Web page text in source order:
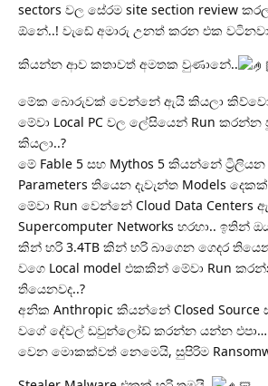
sectors වල සේරම site section review
ඕනේ..! වැඩේ අමාරු උනත් කරන එක
කියන්න ආව කතාවත් අමතක වුණානේ..
මේක බොරුවක් වෙන්නේ ඇයි කියලා
මේවා Local PC වල ලේසියෙන් Run
කියලා..?
මේ Fable 5 සහ Mythos 5 කියන්නේ
Parameters තියෙන දැවැන්ත Models
මේවා Run වෙන්නේ Cloud Data
Supercomputer Networks හරහා.. ඉතින්
කින් හරි 3.4TB කින් හරි බාගෙන ගෙදර
වගෙ Local model එකකින් මේවා Run
තියෙනවද..?
අනික Anthropic කියන්නේ Closed Source
වගේ දේවල් ඩවුන්ලෝඩ් කරන්න යන්න
වෙන මොකක්වත් නෙමෙයි, සුපිරිම